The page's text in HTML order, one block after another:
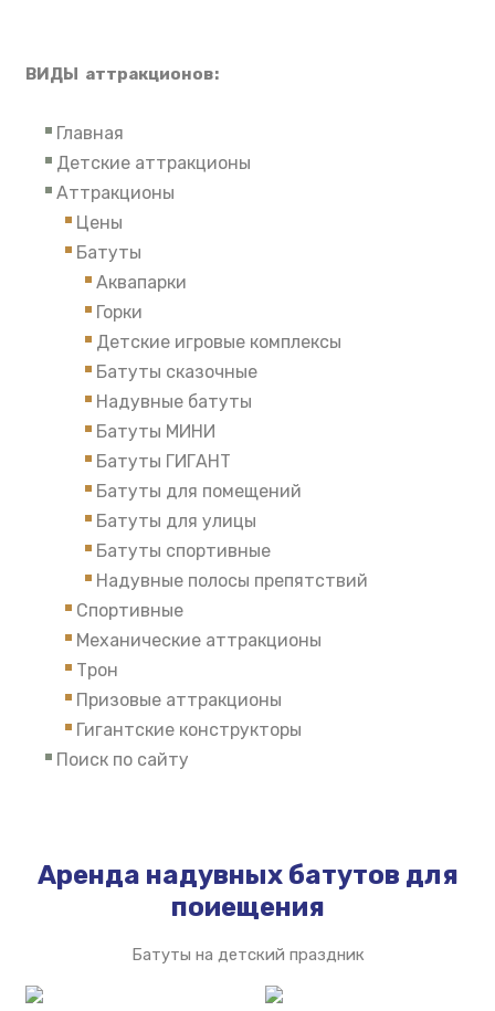
ВИДЫ аттракционов:
Главная
Детские аттракционы
Аттракционы
Цены
Батуты
Аквапарки
Горки
Детские игровые комплексы
Батуты сказочные
Надувные батуты
Батуты МИНИ
Батуты ГИГАНТ
Батуты для помещений
Батуты для улицы
Батуты спортивные
Надувные полосы препятствий
Спортивные
Механические аттракционы
Трон
Призовые аттракционы
Гигантские конструкторы
Поиск по сайту
Аренда надувных батутов для
поиещения
Батуты на детский праздник